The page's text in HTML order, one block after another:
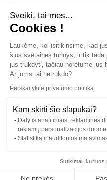
Sekite mus
Teisinė informacijaPrivatumo
Kalba LT ↓
Sveiki, tai mes...
Cookies !
Laukėme, kol įsitikinsime, kad
šios svetainės turinys, ir tik tada
jus trukdyti, tačiau norėtume jus
Ar jums tai netrukdo?
Perskaitykite privatumo politiką
Kam skirti šie slapukai?
Dalytis analitiniais, reklamines
reklamų personalizacijos
Statistika ir auditorijos
Sutikimai, kuriuos